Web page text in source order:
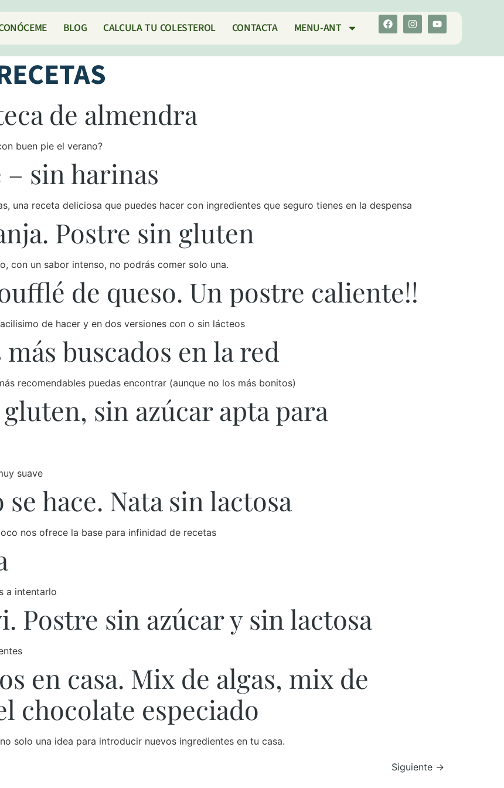
BLOG CALCULA TU COLESTEROL CONTACTA MENU-ANT
de almendra
buen pie el verano?
– sin harinas
una receta deliciosa que puedes hacer con ingredientes que seguro tienes en la despensa
Postre sin gluten
con un sabor intenso, no podrás comer solo una.
de queso. Un postre caliente!!
de hacer y en dos versiones con o sin lácteos
buscados en la red
recomendables puedas encontrar (aunque no los más bonitos)
sin azúcar apta para
suave
hace. Nata sin lactosa
nos ofrece la base para infinidad de recetas
a intentarlo
Postre sin azúcar y sin lactosa
en casa. Mix de algas, mix de
chocolate especiado
solo una idea para introducir nuevos ingredientes en tu casa.
Siguiente →